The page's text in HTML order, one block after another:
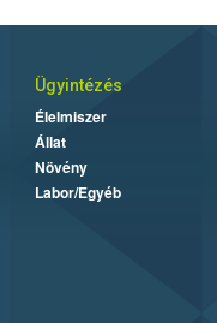
Ügyintézés
Élelmiszer
Állat
Növény
Labor/Egyéb